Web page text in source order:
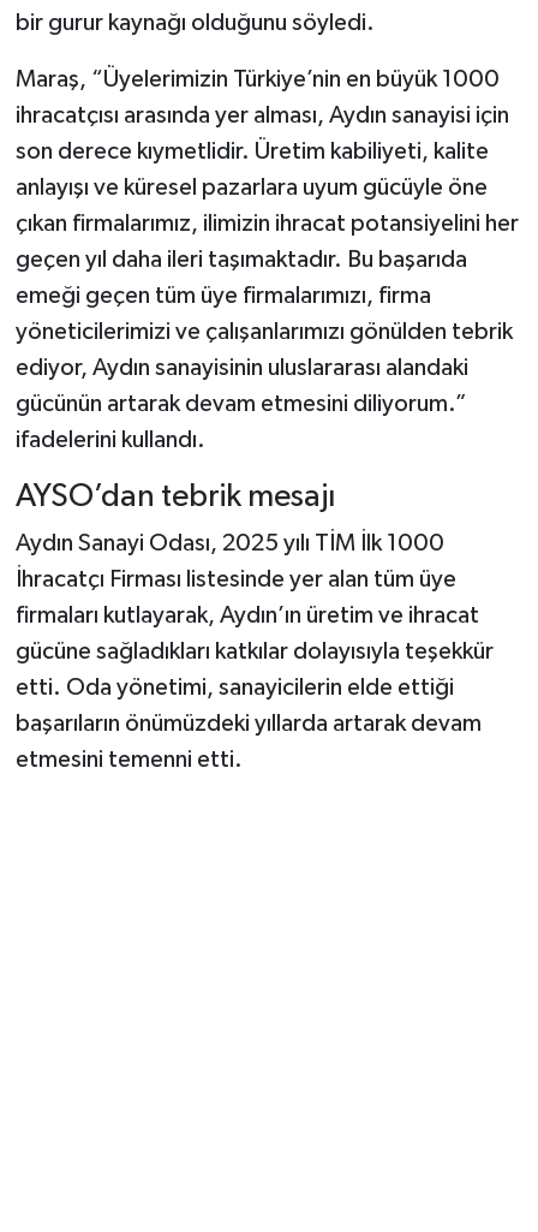
bir gurur kaynağı olduğunu söyledi.
Maraş, “Üyelerimizin Türkiye’nin en büyük 1000
ihracatçısı arasında yer alması, Aydın sanayisi için
son derece kıymetlidir. Üretim kabiliyeti, kalite
anlayışı ve küresel pazarlara uyum gücüyle öne
çıkan firmalarımız, ilimizin ihracat potansiyelini her
geçen yıl daha ileri taşımaktadır. Bu başarıda
emeği geçen tüm üye firmalarımızı, firma
yöneticilerimizi ve çalışanlarımızı gönülden tebrik
ediyor, Aydın sanayisinin uluslararası alandaki
gücünün artarak devam etmesini diliyorum.”
ifadelerini kullandı.
AYSO’dan tebrik mesajı
Aydın Sanayi Odası, 2025 yılı TİM İlk 1000
İhracatçı Firması listesinde yer alan tüm üye
firmaları kutlayarak, Aydın’ın üretim ve ihracat
gücüne sağladıkları katkılar dolayısıyla teşekkür
etti. Oda yönetimi, sanayicilerin elde ettiği
başarıların önümüzdeki yıllarda artarak devam
etmesini temenni etti.